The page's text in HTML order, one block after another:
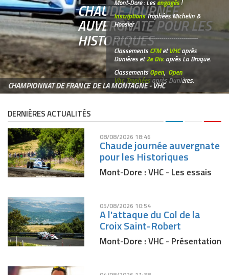
CHAUDE JOURNÉE
AUVERGNATE POUR LES
HISTORIQUES
Mont-Dore : Lesengagés!
InscriptionsTrophées Michelin &
Hoosier
-----------------------------------------
ClassementsCFMetVHCaprès
Dunières et2e Div. après La Broque.
ClassementsOpen, Open
Vhc,Trophéesaprès Dunières.
CHAMPIONNAT DE FRANCE DE LA MONTAGNE - VHC
DERNIÈRES ACTUALITÉS
08/08/2026 18:46
Chaude journée auvergnate
pour les Historiques
Mont-Dore : VHC - Les essais
05/08/2026 10:54
A l'attaque du Col de la
Croix Saint-Robert
Mont-Dore : VHC - Présentation